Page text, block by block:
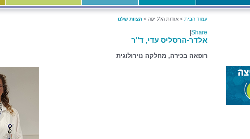
עמוד הבית > אודות הלל יפה > הצוות שלנו
Share
אלדר-הרסליס עדי, ד"ר
רופאה בכירה, מחלקה נוירולוגית